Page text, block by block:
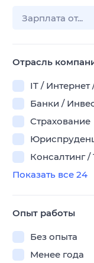
Отрасль
IT / Интернет
Банки /
Страхование
Консалтинг /
Показать все 24
Опыт работы
Без опыта
Менее года